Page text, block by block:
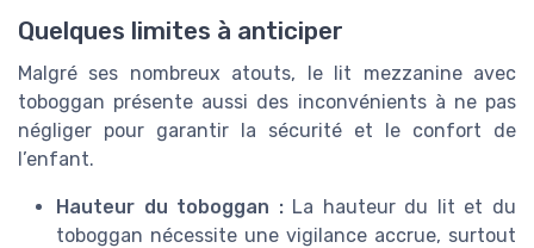
Quelques limites à anticiper
Malgré ses nombreux atouts, le lit mezzanine avec
toboggan présente aussi des inconvénients à ne pas
négliger pour garantir la sécurité et le confort de
l’enfant.
Hauteur du toboggan :La hauteur du lit et du
toboggan nécessite une vigilance accrue, surtout